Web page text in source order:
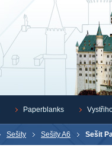
Sešity Sešity A6 Sešit
Paperblanks